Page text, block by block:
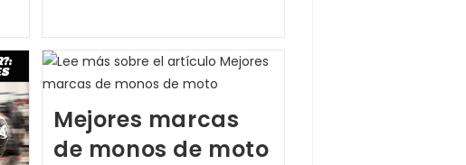
Pieza:
¡los
5
Tops!
Mejores marcas
de monos de moto